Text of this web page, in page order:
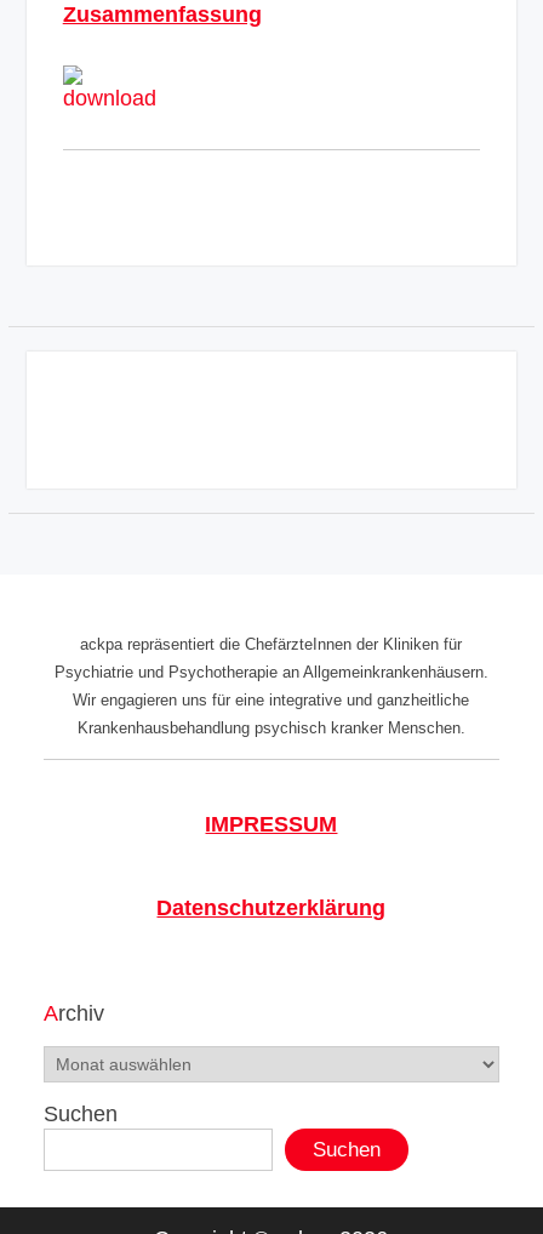
Zusammenfassung
ackpa repräsentiert die ChefärzteInnen der Kliniken für
Psychiatrie und Psychotherapie an Allgemeinkrankenhäusern.
Wir engagieren uns für eine integrative und ganzheitliche
Krankenhausbehandlung psychisch kranker Menschen.
IMPRESSUM
Datenschutzerklärung
Archiv
Archiv
Suchen
Suchen